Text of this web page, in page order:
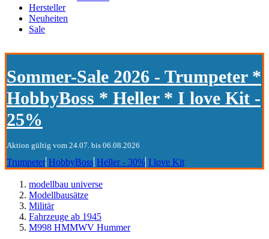
Hersteller
Neuheiten
Sale
Sommer-Sale 2026 - Trumpeter *
HobbyBoss * Heller * I love Kit -
25%
Aktion gültig vom 24.07. bis 06.08.2026
Trumpeter HobbyBoss Heller - 30% I love Kit
modellbau universe
Modellbausätze
Militär
Fahrzeuge ab 1945
M998 HMMWV Hummer